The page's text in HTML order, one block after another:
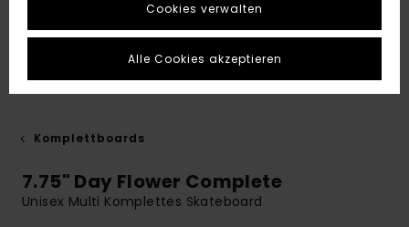
Komplettboards
7.75" Day Flower Complete
Unisex Multi Komplettes Skateboard
Cookies verwalten
Alle Cookies akzeptieren